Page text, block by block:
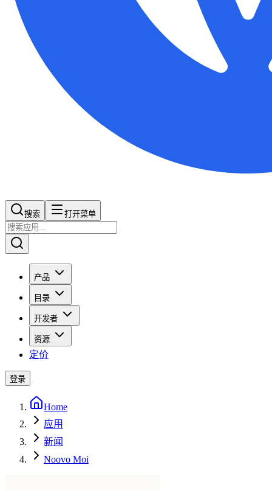
搜索​​​​ 打开菜单
产品
目录
开发者
资源
定价
登录
Home
应用
新闻
Noovo Moi